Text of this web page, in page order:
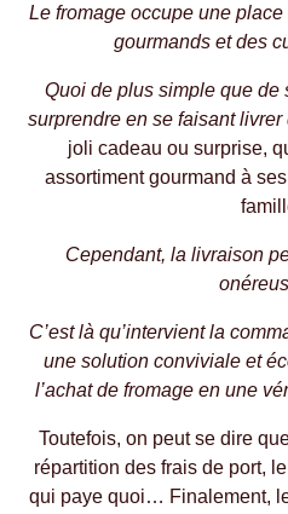
Le fromage occupe une
gourmands et des
Quoi de plus simple que de
surprendre en se faisant
joli cadeau ou surprise,
assortiment gourmand à
Cependant, la livraison
C’est là qu’intervient la
une solution conviviale et
l’achat de fromage en une
Toutefois, on peut se dire
répartition des frais de port,
qui paye quoi… Finalement,